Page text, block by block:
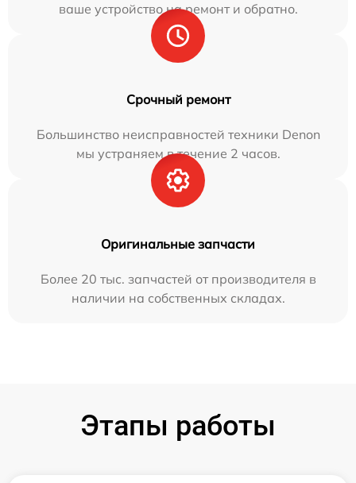
ваше устройство на ремонт и обратно.
Срочный ремонт
Большинство неисправностей техники Denon
мы устраняем в течение 2 часов.
Оригинальные запчасти
Более 20 тыс. запчастей от производителя в
наличии на собственных складах.
Этапы работы